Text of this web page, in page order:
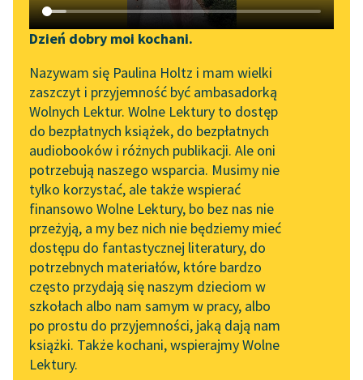
Katalog DAISY
Podkasty o książkach
Zgłoś brak utworu
Aktualności
Zapraszamy na spotkanie
online z tłumaczkami
literatury skandynawskiej
Spotkanie z Katarzyną
Tunkiel w Oslo
Wolne Lektury na 32.
Pol’and’Rock Festivalu
„Kochanek Lady
Chatterley” do słuchania
na Wolnych Lekturach
Nowy audiobook –
„Marzenie o Oriencie”
Narzędzia
Mapa Wolnych Lektur
Leśmianator
Przewodnik dla piszących i
czytających
API
OAI-PMH
Widget Wolnych Lektur
Przypisy
Dzień dobry moi kochani.
Nazywam się Paulina Holtz i mam wielki
zaszczyt i przyjemność być ambasadorką
Wolnych Lektur. Wolne Lektury to dostęp
do bezpłatnych książek, do bezpłatnych
audiobooków i różnych publikacji. Ale oni
potrzebują naszego wsparcia. Musimy nie
tylko korzystać, ale także wspierać
finansowo Wolne Lektury, bo bez nas nie
przeżyją, a my bez nich nie będziemy mieć
dostępu do fantastycznej literatury, do
potrzebnych materiałów, które bardzo
często przydają się naszym dzieciom w
szkołach albo nam samym w pracy, albo
po prostu do przyjemności, jaką dają nam
książki. Także kochani, wspierajmy Wolne
Lektury.
Kornel Makuszyński
Szaleństwa panny
Ewy
Jerzy na widok potraw
chwycił się rękami za
głowę.
— Matko jedynego
Grakcha! — wołał. —
Znowu post...
Czytaj więcej